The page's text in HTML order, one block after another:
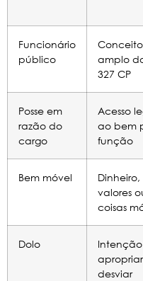
Funcionário
público
Conceito
amplo
327 CP
Posse em
razão do
cargo
Acesso
ao bem
função
Bem móvel
Dinheiro,
valores
coisas
Dolo
desviar